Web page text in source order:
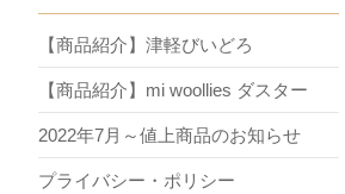
【商品紹介】津軽びいどろ
【商品紹介】mi woollies ダスター
2022年7月～値上商品のお知らせ
プライバシー・ポリシー